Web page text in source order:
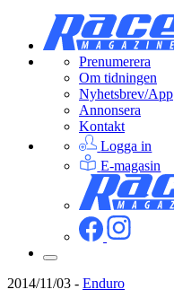
Prenumerera
Om tidningen
Nyhetsbrev/App
Annonsera
Kontakt
Logga in
E-magasin
2014/11/03 - Enduro